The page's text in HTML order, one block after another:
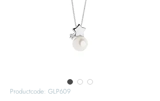
Productcode: GLP609